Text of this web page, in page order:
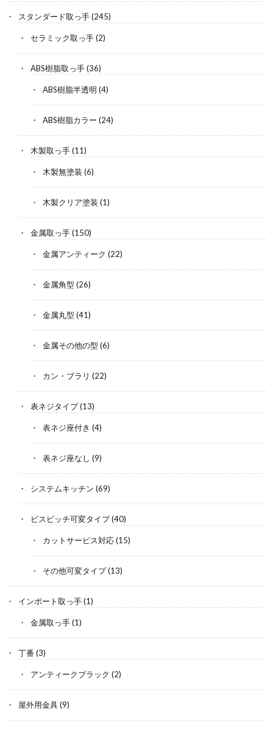
スタンダード取っ手(245)
セラミック取っ手(2)
ABS樹脂取っ手(36)
ABS樹脂半透明 (4)
ABS樹脂カラー (24)
木製取っ手(11)
木製無塗装 (6)
木製クリア塗装 (1)
金属取っ手(150)
金属アンティーク (22)
金属角型 (26)
金属丸型 (41)
金属その他の型 (6)
カン・ブラリ (22)
表ネジタイプ(13)
表ネジ座付き (4)
表ネジ座なし (9)
システムキッチン (69)
ビスピッチ可変タイプ(40)
カットサービス対応(15)
その他可変タイプ(13)
インポート取っ手(1)
金属取っ手(1)
丁番 (3)
アンティークブラック (2)
屋外用金具(9)